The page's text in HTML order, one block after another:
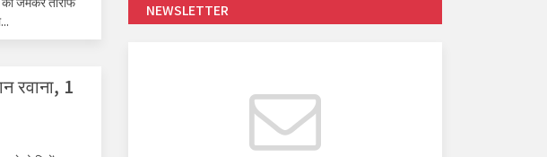
रवाना, 1
NEWSLETTER